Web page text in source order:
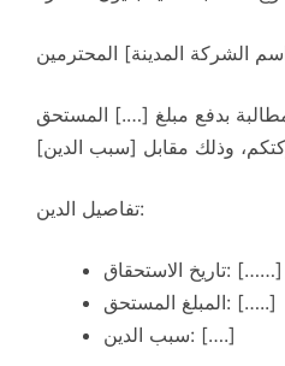
بدفع مبلغ [….] المستحق
تفاصيل الدين:
تاريخ الاستحقاق: [……]
المبلغ المستحق: […..]
سبب الدين: [….]